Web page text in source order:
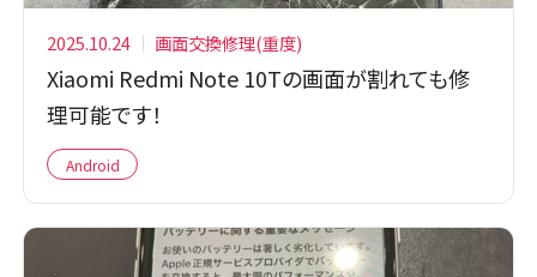
2025.10.24 画面交換修理(重度)
Xiaomi Redmi Note 10Tの画面が割れても修
理可能です！
Android